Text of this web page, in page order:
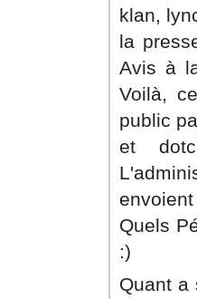
klan,
la
Avis à
Voilà,
public
et
Quels
:)
Quant a